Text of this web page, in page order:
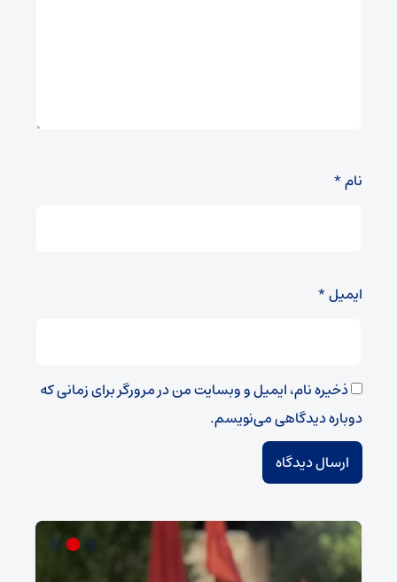
نام*
ایمیل*
ذخیره نام، ایمیل و وبسایت من در مرورگر برای زمانی که
دوباره دیدگاهی می‌نویسم.